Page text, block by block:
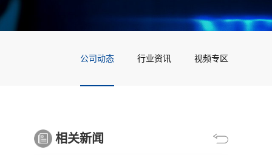
公司动态 行业资讯 视频专区
相关新闻